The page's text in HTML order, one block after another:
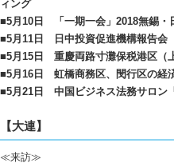
ィング
■5月10日 「一期一会」2018無錫・
■5月11日 日中投資促進機構報告会
■5月15日 重慶両路寸灘保税港区（
■5月16日 虹橋商務区、閔行区の経
■5月21日 中国ビジネス法務サロン
【大連】
≪来訪≫